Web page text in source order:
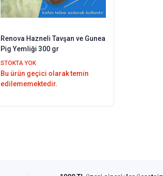
Renova Hazneli Tavşan ve Gunea
Pig Yemliği 300 gr
STOKTA YOK
Bu ürün geçici olarak temin
edilememektedir.